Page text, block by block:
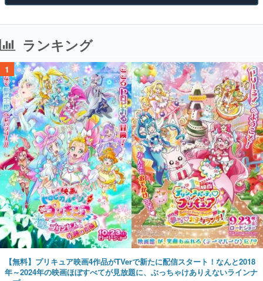
ランキング
1
【無料】プリキュア映画4作品がTVerで新たに配信スタート！なんと2018
年～2024年の映画ほぼすべてが見放題に、ぶっちゃけありえないラインナ